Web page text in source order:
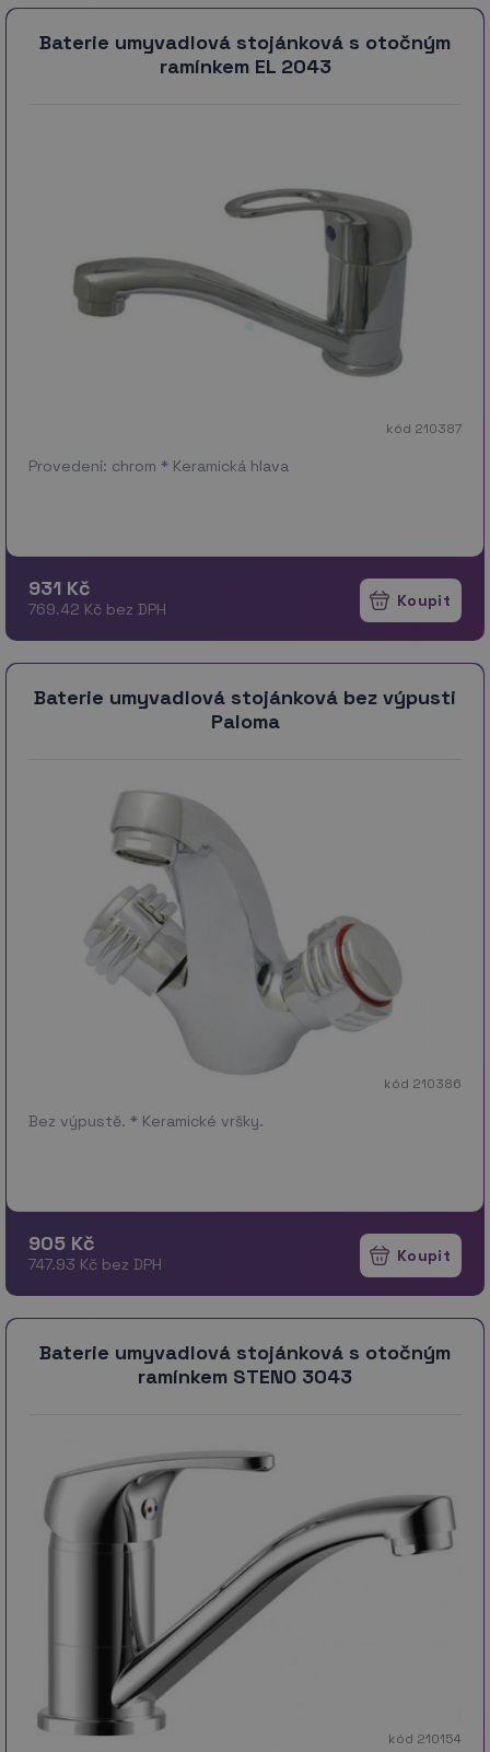
Baterie umyvadlová stojánková s otočným
ramínkem EL 2043
kód 210387
Provedení: chrom * Keramická hlava
931 Kč
769.42 Kč bez DPH
Baterie umyvadlová stojánková bez výpusti
Paloma
kód 210386
Bez výpustě. * Keramické vršky.
905 Kč
747.93 Kč bez DPH
Baterie umyvadlová stojánková s otočným
ramínkem STENO 3043
kód 210154